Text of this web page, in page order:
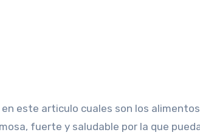
en este articulo cuales son los
fuerte y saludable por la que